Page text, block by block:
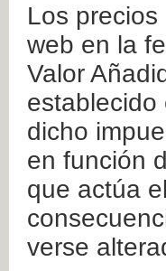
Los
web en la
Valor
dicho
en función
que actúa
verse